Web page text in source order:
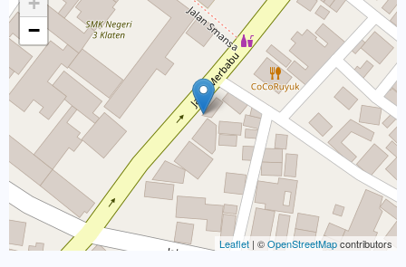
−
Leaflet | ©OpenStreetMapcontributors